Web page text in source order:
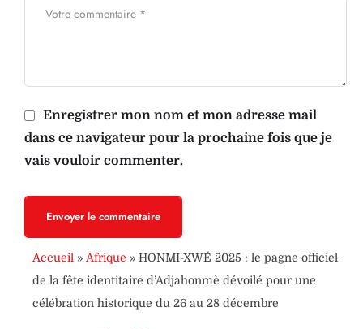
Enregistrer mon nom et mon adresse mail
dans ce navigateur pour la prochaine fois que je
vais vouloir commenter.
Envoyer le commentaire
Accueil » Afrique » HONMI-XWÉ 2025 : le pagne officiel
de la fête identitaire d’Adjahonmè dévoilé pour une
célébration historique du 26 au 28 décembre